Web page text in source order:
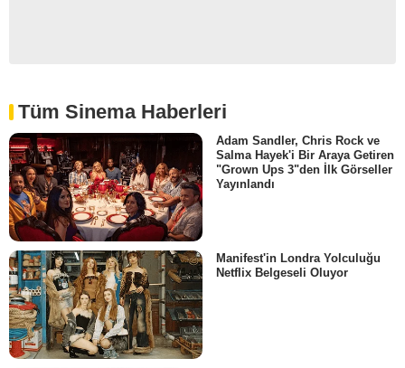
Tüm Sinema Haberleri
Adam Sandler, Chris Rock ve
Salma Hayek'i Bir Araya Getiren
"Grown Ups 3"den İlk Görseller
Yayınlandı
Manifest'in Londra Yolculuğu
Netflix Belgeseli Oluyor